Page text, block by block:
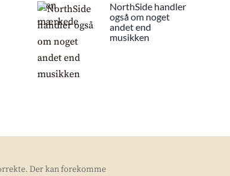
NorthSide handler
også om noget
andet end
musikken
Der kan forekomme